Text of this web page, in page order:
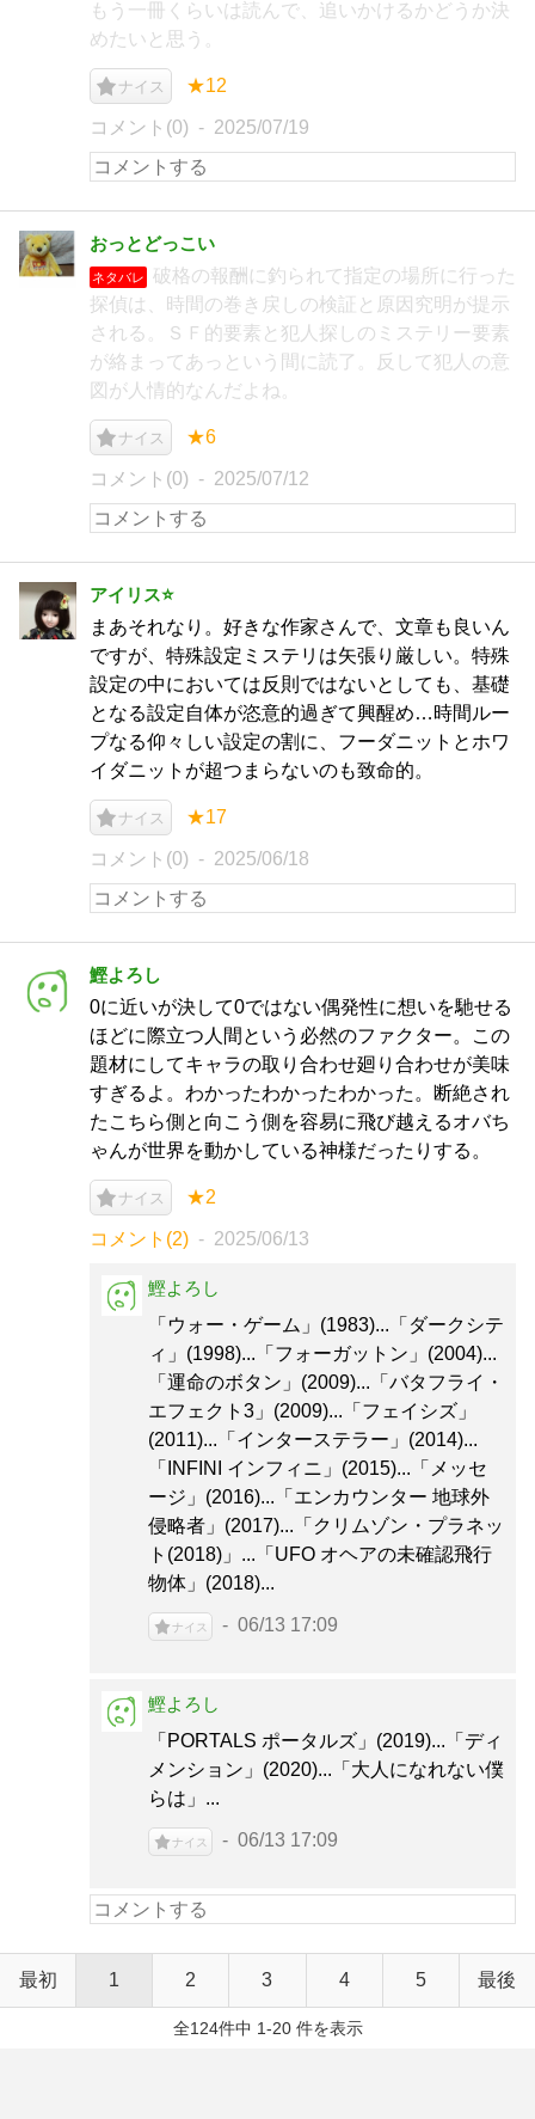
もう一冊くらいは読んで、追いかけるかどうか決
めたいと思う。
ナイス ★12
コメント(0) 2025/07/19
おっとどっこい
ネタバレ
破格の報酬に釣られて指定の場所に行った
探偵は、時間の巻き戻しの検証と原因究明が提示
される。ＳＦ的要素と犯人探しのミステリー要素
が絡まってあっという間に読了。反して犯人の意
図が人情的なんだよね。
ナイス ★6
コメント(0) 2025/07/12
アイリス⭐️
まあそれなり。好きな作家さんで、文章も良いん
ですが、特殊設定ミステリは矢張り厳しい。特殊
設定の中においては反則ではないとしても、基礎
となる設定自体が恣意的過ぎて興醒め…時間ルー
プなる仰々しい設定の割に、フーダニットとホワ
イダニットが超つまらないのも致命的。
ナイス ★17
コメント(0) 2025/06/18
鰹よろし
0に近いが決して0ではない偶発性に想いを馳せる
ほどに際立つ人間という必然のファクター。この
題材にしてキャラの取り合わせ廻り合わせが美味
すぎるよ。わかったわかったわかった。断絶され
たこちら側と向こう側を容易に飛び越えるオバち
ゃんが世界を動かしている神様だったりする。
ナイス ★2
コメント(2) 2025/06/13
鰹よろし
「ウォー・ゲーム」(1983)...「ダークシテ
ィ」(1998)...「フォーガットン」(2004)...
「運命のボタン」(2009)...「バタフライ・
エフェクト3」(2009)...「フェイシズ」
(2011)...「インターステラー」(2014)...
「INFINI インフィニ」(2015)...「メッセ
ージ」(2016)...「エンカウンター 地球外
侵略者」(2017)...「クリムゾン・プラネッ
ト(2018)」...「UFO オヘアの未確認飛行
物体」(2018)...
ナイス 06/13 17:09
鰹よろし
「PORTALS ポータルズ」(2019)...「ディ
メンション」(2020)...「大人になれない僕
らは」...
ナイス 06/13 17:09
最初 1 2 3 4 5 最後
全124件中 1-20 件を表示